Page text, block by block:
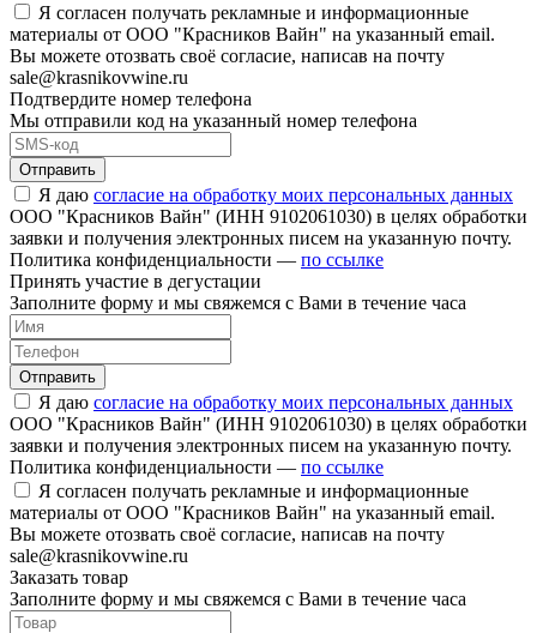
Я согласен получать рекламные и информационные
материалы от ООО "Красников Вайн" на указанный email.
Вы можете отозвать своё согласие, написав на почту
sale@krasnikovwine.ru
Подтвердите номер телефона
Мы отправили код на указанный номер телефона
Отправить
Я даю согласие на обработку моих персональных данных
ООО "Красников Вайн" (ИНН 9102061030) в целях обработки
заявки и получения электронных писем на указанную почту.
Политика конфиденциальности — по ссылке
Принять участие в дегустации
Заполните форму и мы свяжемся с Вами в течение часа
Отправить
Я даю согласие на обработку моих персональных данных
ООО "Красников Вайн" (ИНН 9102061030) в целях обработки
заявки и получения электронных писем на указанную почту.
Политика конфиденциальности — по ссылке
Я согласен получать рекламные и информационные
материалы от ООО "Красников Вайн" на указанный email.
Вы можете отозвать своё согласие, написав на почту
sale@krasnikovwine.ru
Заказать товар
Заполните форму и мы свяжемся с Вами в течение часа